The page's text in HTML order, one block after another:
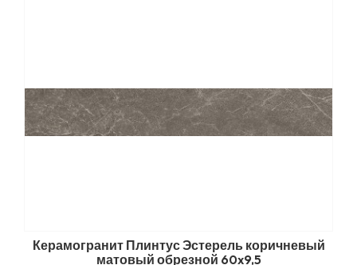
Керамогранит Плинтус Эстерель коричневый
матовый обрезной 60x9,5